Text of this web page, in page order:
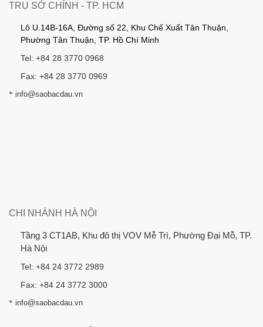
TRỤ SỞ CHÍNH - TP. HCM
Lô U.14B-16A, Đường số 22, Khu Chế Xuất Tân Thuận,
Phường Tân Thuận, TP. Hồ Chí Minh
Tel: +84 28 3770 0968
Fax: +84 28 3770 0969
* info@saobacdau.vn
CHI NHÁNH HÀ NỘI
Tầng 3 CT1AB, Khu đô thị VOV Mễ Trì, Phường Đại Mỗ, TP.
Hà Nội
Tel: +84 24 3772 2989
Fax: +84 24 3772 3000
* info@saobacdau.vn